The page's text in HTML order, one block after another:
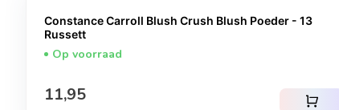
Constance Carroll Blush Crush Blush Poeder - 13
Russett
Op voorraad
Normale prijs
11,95 shopping_cart